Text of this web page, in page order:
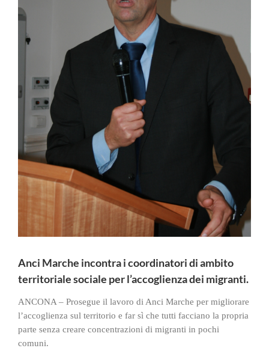
Anci Marche incontra i coordinatori di ambito
territoriale sociale per l’accoglienza dei migranti.
ANCONA – Prosegue il lavoro di Anci Marche per migliorare
l’accoglienza sul territorio e far sì che tutti facciano la propria
parte senza creare concentrazioni di migranti in pochi
comuni.